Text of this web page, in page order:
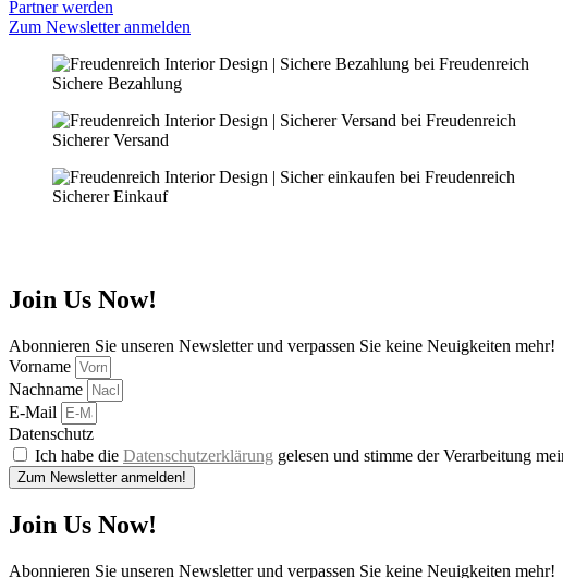
Partner werden
Zum Newsletter anmelden
Sichere Bezahlung
Sicherer Versand
Sicherer Einkauf
Join Us Now!
Abonnieren Sie unseren Newsletter und verpassen Sie keine Neuigkeiten mehr!
Vorname
Nachname
E-Mail
Datenschutz
Ich habe die Datenschutzerklärung gelesen und stimme der Verarbeitung
Zum Newsletter anmelden!
Join Us Now!
Abonnieren Sie unseren Newsletter und verpassen Sie keine Neuigkeiten mehr!